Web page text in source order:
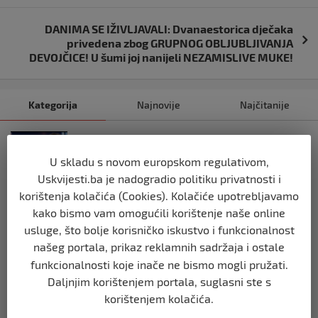
DANIMA SE IŽIVLJAVALI: Dvanaestorica dječaka
privedena zbog GRUPNOG OBLJUBLJIVANJA
DEVOJČICE! U šumi joj nanijeli NEZAMISLIVE MUKE!
Kategorija Najnovije Najčitanije
Vulin: Ne smije se odustati od
referenduma
prije 10 mjeseci
REGION
Mira se dvadeseti put cijepila protiv
gripe: ‘Zato da ne budem bolesna’
prije 10 mjeseci
U skladu s novom europskom regulativom,
Uskvijesti.ba je nadogradio politiku privatnosti i
korištenja kolačića (Cookies). Kolačiće upotrebljavamo
kako bismo vam omogućili korištenje naše online
usluge, što bolje korisničko iskustvo i funkcionalnost
našeg portala, prikaz reklamnih sadržaja i ostale
funkcionalnosti koje inače ne bismo mogli pružati.
Daljnjim korištenjem portala, suglasni ste s
korištenjem kolačića.